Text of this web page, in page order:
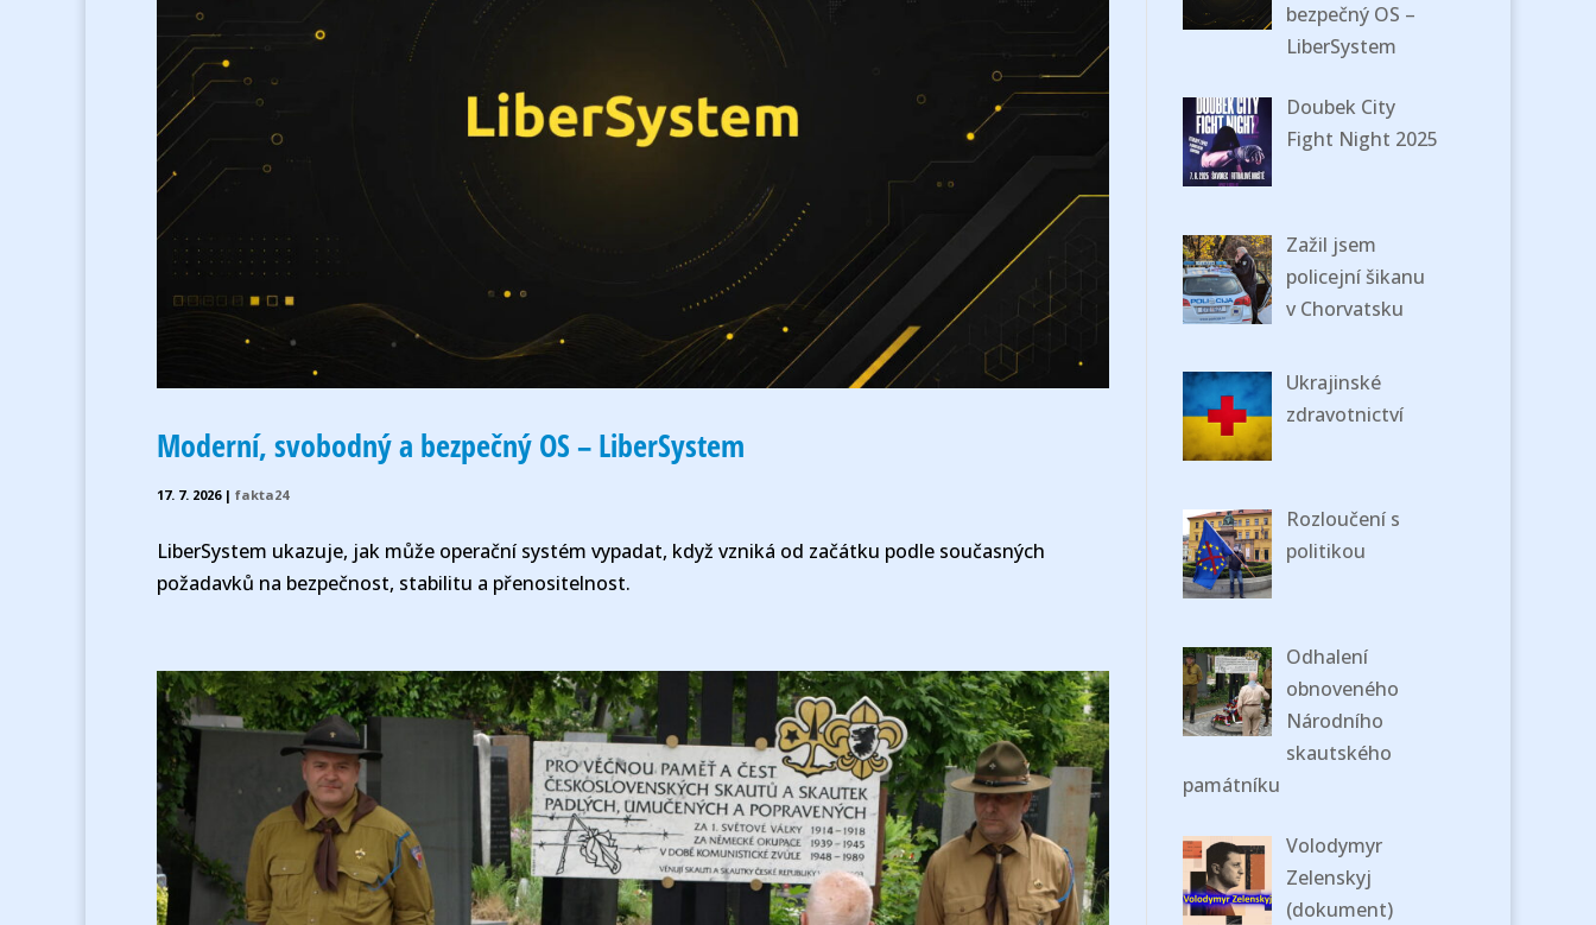
Moderní, svobodný a bezpečný OS – LiberSystem
17. 7. 2026| fakta24
LiberSystem ukazuje, jak může operační systém vypadat, když vzniká od začátku podle současných
požadavků na bezpečnost, stabilitu a přenositelnost.
bezpečný OS –
LiberSystem
Doubek City
Fight Night 2025
Zažil jsem
policejní šikanu
v Chorvatsku
Ukrajinské
zdravotnictví
Rozloučení s
politikou
Odhalení
obnoveného
Národního
skautského
památníku
Volodymyr
Zelenskyj
(dokument)